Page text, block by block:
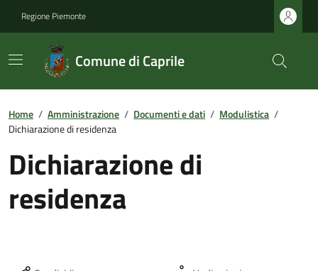
Regione Piemonte
Comune di Caprile
Home / Amministrazione / Documenti e dati / Modulistica /
Dichiarazione di residenza
Dichiarazione di
residenza